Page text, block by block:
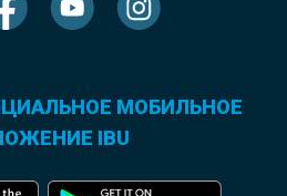
МОБИЛЬНОЕ
IBU